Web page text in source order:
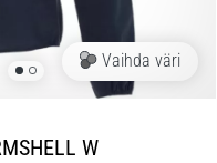
Vaihda väri
W